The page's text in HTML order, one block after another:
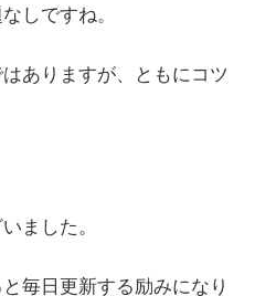
しですね。
ありますが、ともにコツ
ました。
毎日更新する励みになり